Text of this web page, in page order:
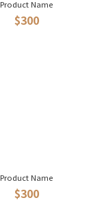
Product Name
$300
Product Name
$300